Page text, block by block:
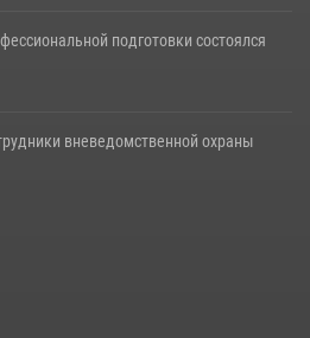
подготовки состоялся
вневедомственной охраны